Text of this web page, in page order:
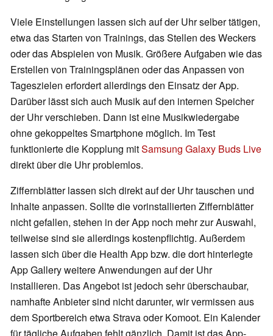
Viele Einstellungen lassen sich auf der Uhr selber tätigen,
etwa das Starten von Trainings, das Stellen des Weckers
oder das Abspielen von Musik. Größere Aufgaben wie das
Erstellen von Trainingsplänen oder das Anpassen von
Tageszielen erfordert allerdings den Einsatz der App.
Darüber lässt sich auch Musik auf den internen Speicher
der Uhr verschieben. Dann ist eine Musikwiedergabe
ohne gekoppeltes Smartphone möglich. Im Test
funktionierte die Kopplung mitSamsung Galaxy Buds Live
direkt über die Uhr problemlos.
Ziffernblätter lassen sich direkt auf der Uhr tauschen und
Inhalte anpassen. Sollte die vorinstallierten Ziffernblätter
nicht gefallen, stehen in der App noch mehr zur Auswahl,
teilweise sind sie allerdings kostenpflichtig. Außerdem
lassen sich über die Health App bzw. die dort hinterlegte
App Gallery weitere Anwendungen auf der Uhr
installieren. Das Angebot ist jedoch sehr überschaubar,
namhafte Anbieter sind nicht darunter, wir vermissen aus
dem Sportbereich etwa Strava oder Komoot. Ein Kalender